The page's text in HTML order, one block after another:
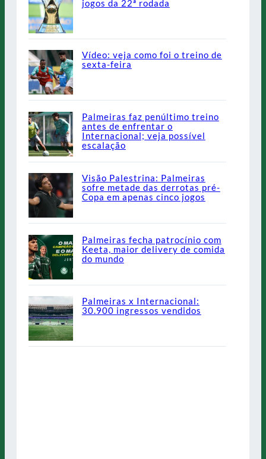
jogos da 22ª rodada
Vídeo: veja como foi o treino de
sexta-feira
Palmeiras faz penúltimo treino
antes de enfrentar o
Internacional; veja possível
escalação
Visão Palestrina: Palmeiras
sofre metade das derrotas pré-
Copa em apenas cinco jogos
Palmeiras fecha patrocínio com
Keeta, maior delivery de comida
do mundo
Palmeiras x Internacional:
30.900 ingressos vendidos